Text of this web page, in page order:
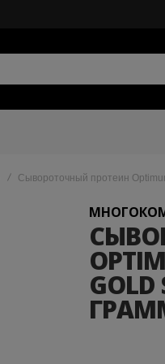
Сывороточный протеин
GOLD